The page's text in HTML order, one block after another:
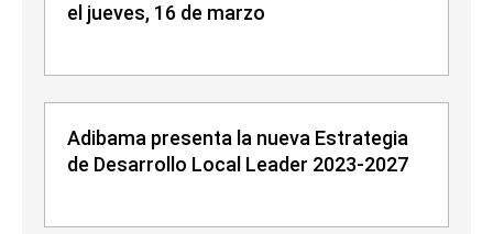
el jueves, 16 de marzo
Adibama presenta la nueva Estrategia
de Desarrollo Local Leader 2023-2027